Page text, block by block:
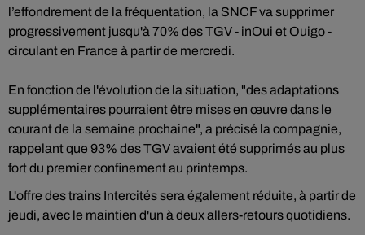
l’effondrement de la fréquentation, la SNCF va supprimer
progressivement jusqu'à 70% des TGV - inOui et Ouigo -
circulant en France à partir de mercredi.
En fonction de l'évolution de la situation, "des adaptations
supplémentaires pourraient être mises en œuvre dans le
courant de la semaine prochaine", a précisé la compagnie,
rappelant que 93% des TGV avaient été supprimés au plus
fort du premier confinement au printemps.
L'offre des trains Intercités sera également réduite, à partir de
jeudi, avec le maintien d'un à deux allers-retours quotidiens.